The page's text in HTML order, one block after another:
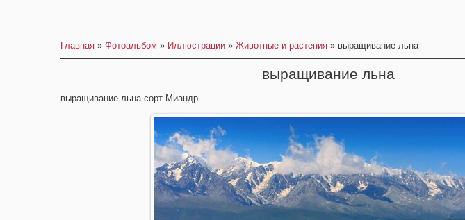
Главная » Фотоальбом » Иллюстрации » Животные и растения » выращивание льна
выращивание льна
выращивание льна сорт Миандр